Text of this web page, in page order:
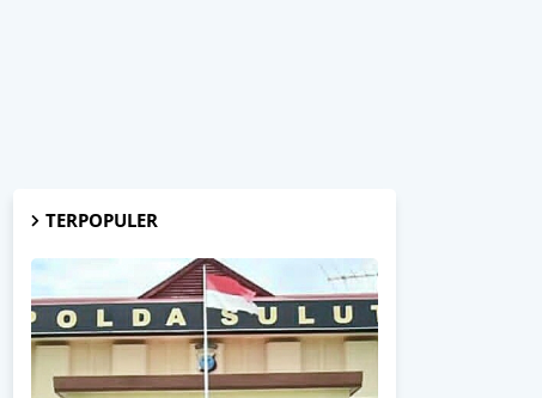
TERPOPULER